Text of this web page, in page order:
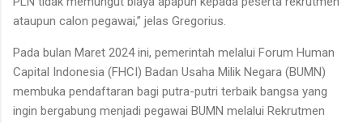
ataupun calon pegawai,” jelas Gregorius.
Pada bulan Maret 2024 ini, pemerintah melalui Forum Human
Capital Indonesia (FHCI) Badan Usaha Milik Negara (BUMN)
membuka pendaftaran bagi putra-putri terbaik bangsa yang
ingin bergabung menjadi pegawai BUMN melalui Rekrutmen